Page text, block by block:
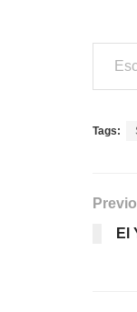
Escribe tu
Tags:
El